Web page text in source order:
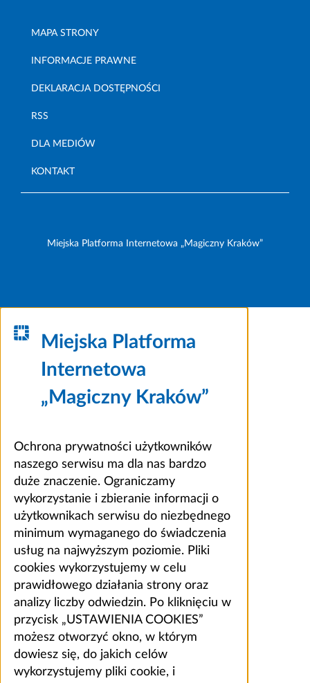
MAPA STRONY
INFORMACJE PRAWNE
DEKLARACJA DOSTĘPNOŚCI
RSS
DLA MEDIÓW
KONTAKT
Miejska Platforma Internetowa „Magiczny Kraków”
Miejska Platforma
Internetowa
„Magiczny Kraków”
Ochrona prywatności użytkowników
naszego serwisu ma dla nas bardzo
duże znaczenie. Ograniczamy
wykorzystanie i zbieranie informacji o
użytkownikach serwisu do niezbędnego
minimum wymaganego do świadczenia
usług na najwyższym poziomie. Pliki
cookies wykorzystujemy w celu
prawidłowego działania strony oraz
analizy liczby odwiedzin. Po kliknięciu w
przycisk „USTAWIENIA COOKIES”
możesz otworzyć okno, w którym
dowiesz się, do jakich celów
wykorzystujemy pliki cookie, i